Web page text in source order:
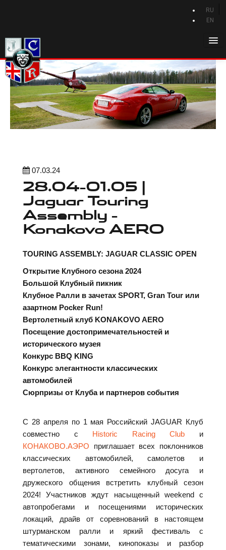
RU
EN
Главная
История Jaguar
Каталог Jaguar
Новости Jaguar
Клуб
Контакты
07.03.24
28.04-01.05 |
Jaguar Touring
Assembly -
Konakovo AERO
TOURING ASSEMBLY: JAGUAR CLASSIC OPEN
Открытие Клубного сезона 2024
Большой Клубный пикник
Клубное Ралли в зачетах SPORT, Gran Tour или
азартном Pocker Run!
Вертолетный клуб KONAKOVO AERO
Посещение достопримечательностей и
исторического музея
Конкурс BBQ KING
Конкурс элегантности классических
автомобилей
Сюрпризы от Клуба и партнеров события
С 28 апреля по 1 мая Российский JAGUAR Клуб
совместно с Historic Racing Club и
КОНАКОВО.АЭРО приглашает всех поклонников
классических автомобилей, самолетов и
вертолетов, активного семейного досуга и
дружеского общения встретить клубный сезон
2024! Участников ждут насыщенный weekend с
автопробегами и посещениями исторических
локаций, драйв от соревнований в настоящем
штурманском ралли и яркий фестиваль с
тематическими зонами, кинопоказы и разбор